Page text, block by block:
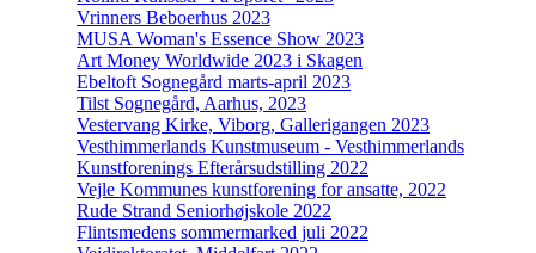
Vrinners Beboerhus 2023
MUSA Woman's Essence Show 2023
Art Money Worldwide 2023 i Skagen
Ebeltoft Sognegård marts-april 2023
Tilst Sognegård, Aarhus, 2023
Vestervang Kirke, Viborg, Gallerigangen 2023
Vesthimmerlands Kunstmuseum - Vesthimmerlands
Kunstforenings Efterårsudstilling 2022
Vejle Kommunes kunstforening for ansatte, 2022
Rude Strand Seniorhøjskole 2022
Flintsmedens sommermarked juli 2022